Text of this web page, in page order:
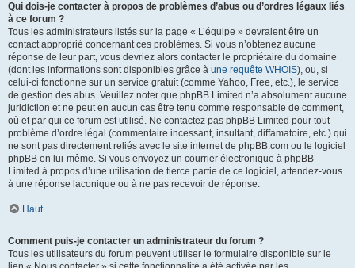
Qui dois-je contacter à propos de problèmes d’abus ou d’ordres légaux liés
à ce forum ?
Tous les administrateurs listés sur la page « L’équipe » devraient être un
contact approprié concernant ces problèmes. Si vous n’obtenez aucune
réponse de leur part, vous devriez alors contacter le propriétaire du domaine
(dont les informations sont disponibles grâce à une requête WHOIS), ou, si
celui-ci fonctionne sur un service gratuit (comme Yahoo, Free, etc.), le service
de gestion des abus. Veuillez noter que phpBB Limited n’a absolument aucune
juridiction et ne peut en aucun cas être tenu comme responsable de comment,
où et par qui ce forum est utilisé. Ne contactez pas phpBB Limited pour tout
problème d’ordre légal (commentaire incessant, insultant, diffamatoire, etc.) qui
ne sont pas directement reliés avec le site internet de phpBB.com ou le logiciel
phpBB en lui-même. Si vous envoyez un courrier électronique à phpBB
Limited à propos d’une utilisation de tierce partie de ce logiciel, attendez-vous
à une réponse laconique ou à ne pas recevoir de réponse.
Haut
Comment puis-je contacter un administrateur du forum ?
Tous les utilisateurs du forum peuvent utiliser le formulaire disponible sur le